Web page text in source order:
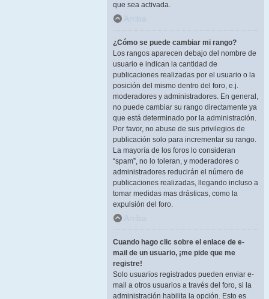
que sea activada.
Arriba
¿Cómo se puede cambiar mi rango?
Los rangos aparecen debajo del nombre de
usuario e indican la cantidad de
publicaciones realizadas por el usuario o la
posición del mismo dentro del foro, e.j.
moderadores y administradores. En general,
no puede cambiar su rango directamente ya
que está determinado por la administración.
Por favor, no abuse de sus privilegios de
publicación solo para incrementar su rango.
La mayoría de los foros lo consideran
“spam”, no lo toleran, y moderadores o
administradores reducirán el número de
publicaciones realizadas, llegando incluso a
tomar medidas mas drásticas, como la
expulsión del foro.
Arriba
Cuando hago clic sobre el enlace de e-
mail de un usuario, ¡me pide que me
registre!
Solo usuarios registrados pueden enviar e-
mail a otros usuarios a través del foro, si la
administración habilita la opción. Esto es